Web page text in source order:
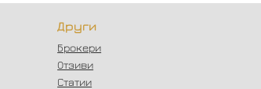
Други
Брокери
Отзиви
Статии